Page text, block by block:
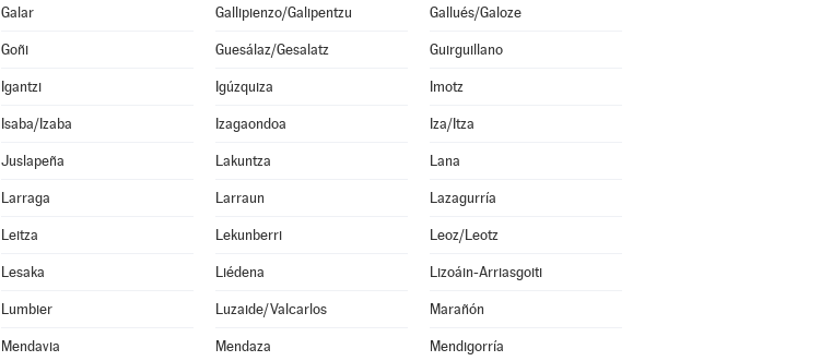
Galar Gallipienzo/Galipentzu Gallués/Galoze
Goñi Guesálaz/Gesalatz Guirguillano
Igantzi Igúzquiza Imotz
Isaba/Izaba Izagaondoa Iza/Itza
Juslapeña Lakuntza Lana
Larraga Larraun Lazagurría
Leitza Lekunberri Leoz/Leotz
Lesaka Liédena Lizoáin-Arriasgoiti
Lumbier Luzaide/Valcarlos Marañón
Mendavia Mendaza Mendigorría